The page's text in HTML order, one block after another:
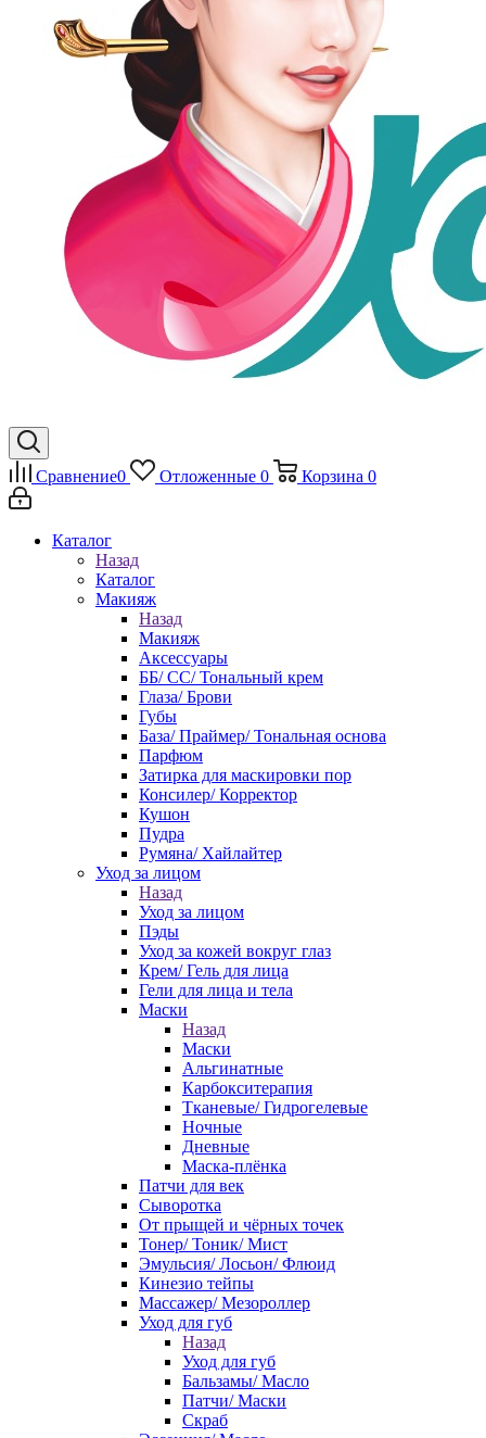
Сравнение0 Отложенные 0 Корзина 0
Каталог
Назад
Каталог
Макияж
Назад
Макияж
Аксессуары
ББ/ СС/ Тональный крем
Глаза/ Брови
Губы
База/ Праймер/ Тональная основа
Парфюм
Затирка для маскировки пор
Консилер/ Корректор
Кушон
Пудра
Румяна/ Хайлайтер
Уход за лицом
Назад
Уход за лицом
Пэды
Уход за кожей вокруг глаз
Крем/ Гель для лица
Гели для лица и тела
Маски
Назад
Маски
Альгинатные
Карбокситерапия
Тканевые/ Гидрогелевые
Ночные
Дневные
Маска-плёнка
Патчи для век
Сыворотка
От прыщей и чёрных точек
Тонер/ Тоник/ Мист
Эмульсия/ Лосьон/ Флюид
Кинезио тейпы
Массажер/ Мезороллер
Уход для губ
Назад
Уход для губ
Бальзамы/ Масло
Патчи/ Маски
Скраб